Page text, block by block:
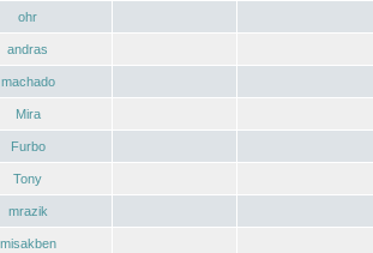
ohr
andras
machado
Mira
Furbo
Tony
mrazik
misakben